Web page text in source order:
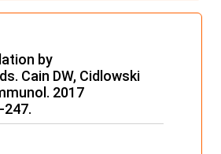
by
Cain DW, Cidlowski
2017
247.